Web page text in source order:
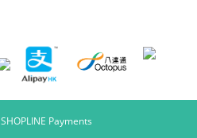
SHOPLINE Payments